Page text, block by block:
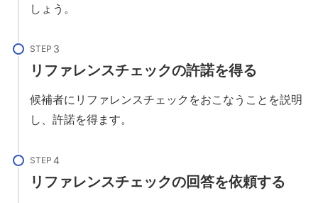
しょう。
STEP
リファレンスチェックの許諾を得る
候補者にリファレンスチェックをおこなうことを説明
し、許諾を得ます。
STEP
リファレンスチェックの回答を依頼する